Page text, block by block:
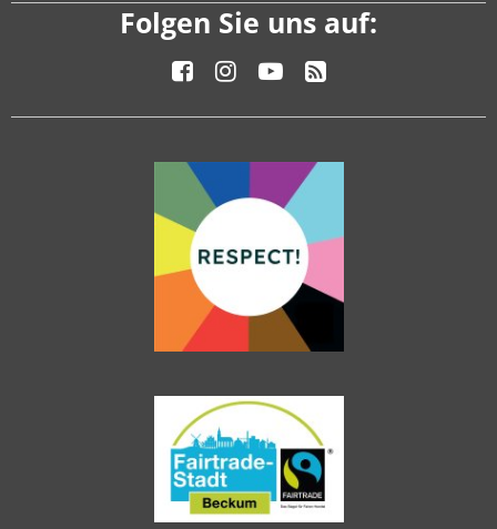
Folgen Sie uns auf: